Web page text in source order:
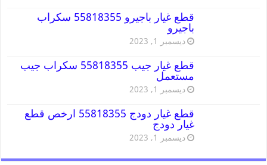
قطع غيار باجيرو 55818355 سكراب
باجيرو
ديسمبر 1, 2023
قطع غيار جيب 55818355 سكراب جيب
مستعمل
ديسمبر 1, 2023
قطع غيار دودج 55818355 ارخص قطع
غيار دودج
ديسمبر 1, 2023